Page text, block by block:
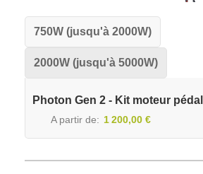
750W (jusqu'à 2000W)
2000W (jusqu'à 5000W)
Photon Gen 2 - Kit moteur
A partir de 1 200,00 €